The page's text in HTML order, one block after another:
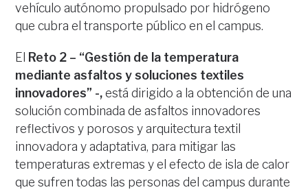
vehículo autónomo propulsado por hidrógeno
que cubra el transporte público en el campus.
El Reto 2 – “Gestión de la temperatura
mediante asfaltos y soluciones textiles
innovadores” -,está dirigido a la obtención de una
solución combinada de asfaltos innovadores
reflectivos y porosos y arquitectura textil
innovadora y adaptativa, para mitigar las
temperaturas extremas y el efecto de isla de calor
que sufren todas las personas del campus durante